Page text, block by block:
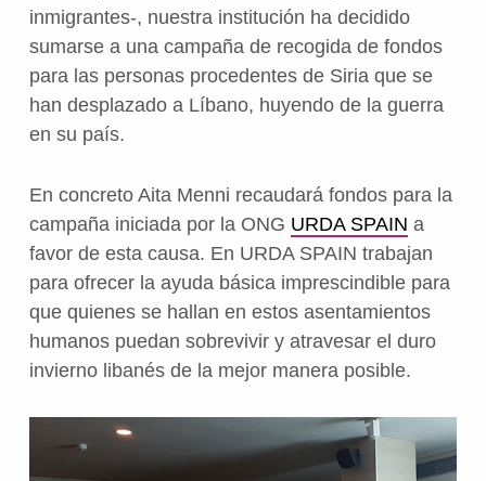
inmigrantes-, nuestra institución ha decidido
sumarse a una campaña de recogida de fondos
para las personas procedentes de Siria que se
han desplazado a Líbano, huyendo de la guerra
en su país.
En concreto Aita Menni recaudará fondos para la
campaña iniciada por la ONG URDA SPAIN a
favor de esta causa. En URDA SPAIN trabajan
para ofrecer la ayuda básica imprescindible para
que quienes se hallan en estos asentamientos
humanos puedan sobrevivir y atravesar el duro
invierno libanés de la mejor manera posible.